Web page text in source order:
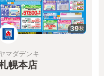
39枚
マダデンキ
幌本店